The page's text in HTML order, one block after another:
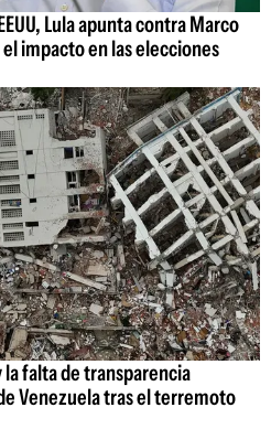
Lula apunta contra Marco
impacto en las elecciones
la falta de transparencia
Venezuela tras el terremoto